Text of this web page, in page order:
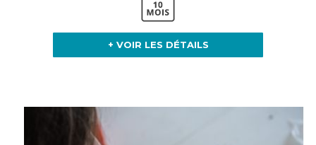
+ VOIR LES DÉTAILS